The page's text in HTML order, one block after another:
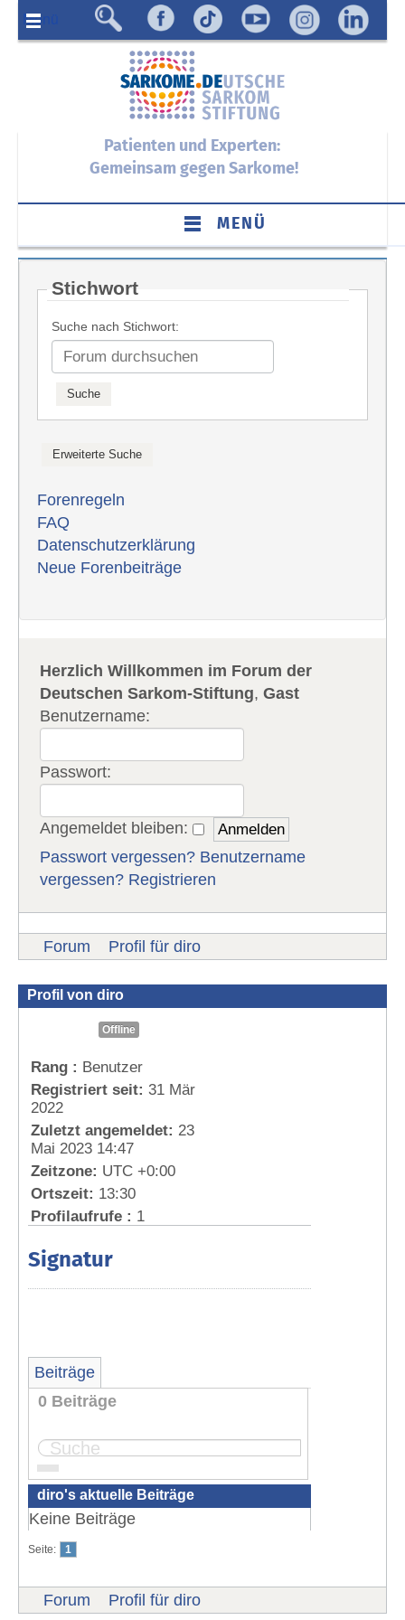
Menü
Patienten und Experten:
Gemeinsam gegen Sarkome!
MENÜ
Stichwort
Suche nach Stichwort:
Forenregeln
FAQ
Datenschutzerklärung
Neue Forenbeiträge
Herzlich Willkommen im Forum der
Deutschen Sarkom-Stiftung,Gast
Benutzername:
Passwort:
Angemeldet bleiben:
Passwort vergessen? Benutzername
vergessen? Registrieren
Forum Profil für diro
Profil von diro
Offline
Rang : Benutzer
Registriert seit: 31 Mär
2022
Zuletzt angemeldet: 23
Mai 2023 14:47
Zeitzone: UTC +0:00
Ortszeit: 13:30
Profilaufrufe : 1
Signatur
Beiträge
0 Beiträge
diro's aktuelle Beiträge
Keine Beiträge
Seite: 1
Forum Profil für diro